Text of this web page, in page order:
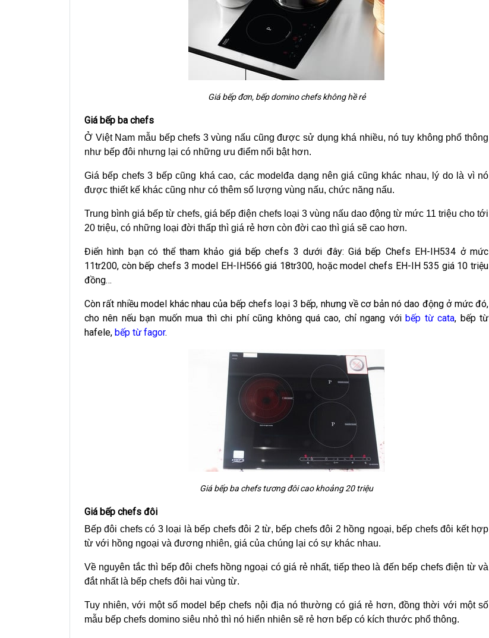
Giá bếp đơn, bếp domino chefs không hề rẻ
Giá bếp ba chefs
Ở Việt Nam mẫu bếp chefs 3 vùng nấu cũng được sử dụng khá nhiều, nó tuy không phổ thông
như bếp đôi nhưng lại có những ưu điểm nổi bật hơn.
Giá bếp chefs 3 bếp cũng khá cao, các modelđa dạng nên giá cũng khác nhau, lý do là vì nó
được thiết kế khác cũng như có thêm số lượng vùng nấu, chức năng nấu.
Trung bình giá bếp từ chefs, giá bếp điện chefs loại 3 vùng nấu dao động từ mức 11 triệu cho tới
20 triệu, có những loại đời thấp thì giá rẻ hơn còn đời cao thì giá sẽ cao hơn.
Điển hình bạn có thể tham khảo giá bếp chefs 3 dưới đây: Giá bếp Chefs EH-IH534 ở mức
11tr200, còn bếp chefs 3 model EH-IH566 giá 18tr300, hoặc model chefs EH-IH 535 giá 10 triệu
đồng…
Còn rất nhiều model khác nhau của bếp chefs loại 3 bếp, nhưng về cơ bản nó dao động ở mức đó,
cho nên nếu bạn muốn mua thì chi phí cũng không quá cao, chỉ ngang vớibếp từ cata, bếp từ
hafele, bếp từ fagor.
Giá bếp ba chefs tương đôi cao khoảng 20 triệu
Giá bếp chefs đôi
Bếp đôi chefs có 3 loại là bếp chefs đôi 2 từ, bếp chefs đôi 2 hồng ngoại, bếp chefs đôi kết hợp
từ với hồng ngoại và đương nhiên, giá của chúng lại có sự khác nhau.
Về nguyên tắc thì bếp đôi chefs hồng ngoại có giá rẻ nhất, tiếp theo là đến bếp chefs điện từ và
đắt nhất là bếp chefs đôi hai vùng từ.
Tuy nhiên, với một số model bếp chefs nội địa nó thường có giá rẻ hơn, đồng thời với một số
mẫu bếp chefs domino siêu nhỏ thì nó hiển nhiên sẽ rẻ hơn bếp có kích thước phổ thông.